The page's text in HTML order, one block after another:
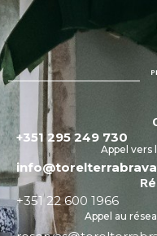
+351 295 249 730
Appel vers
+351 22 600 1966
Appel au